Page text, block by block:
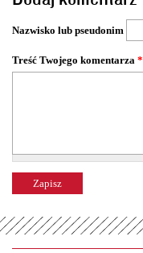
n
y
Nazwisko lub pseudonim
Treść Twojego komentarza *